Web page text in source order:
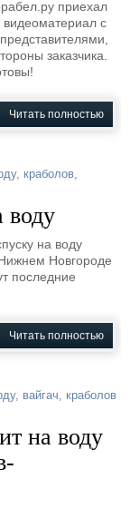
приехал
с
заказчика.
Читать полностью
, краболов,
воду
на воду
Новгороде
последние
Читать полностью
, вайгач, краболов
на воду